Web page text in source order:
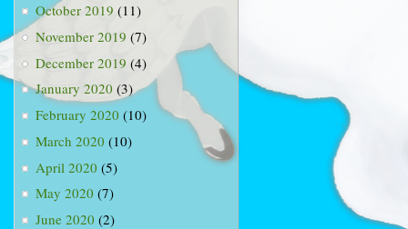
October 2019 (11)
November 2019 (7)
December 2019 (4)
January 2020 (3)
February 2020 (10)
March 2020 (10)
April 2020 (5)
May 2020 (7)
June 2020 (2)